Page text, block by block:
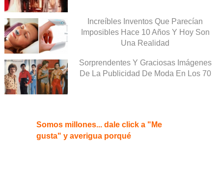
Increíbles Inventos Que Parecían
Imposibles Hace 10 Años Y Hoy Son
Una Realidad
Sorprendentes Y Graciosas Imágenes
De La Publicidad De Moda En Los 70
Somos millones... dale click a "Me
gusta" y averigua porqué